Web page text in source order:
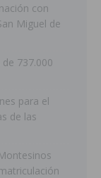
con
Miguel de
737.000
para el
de las